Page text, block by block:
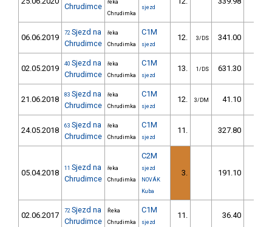
Chrudimce
řeka
Chrudimka
sjezd
06.06.2019 72 Sjezd na
Chrudimce
řeka
Chrudimka
C1M
sjezd
12. 3/DS 341.00
02.05.2019 40 Sjezd na
Chrudimce
řeka
Chrudimka
C1M
sjezd
13. 1/DS 631.30
21.06.2018 83 Sjezd na
Chrudimce
řeka
Chrudimka
C1M
sjezd
12. 3/DM 41.10
24.05.2018 63 Sjezd na
Chrudimce
řeka
Chrudimka
C1M
sjezd
11. 327.80
05.04.2018 11 Sjezd na
Chrudimce
řeka
Chrudimka
C2M
sjezd
NOVÁK
Kuba
3. 191.10
02.06.2017 72 Sjezd na
Chrudimce
Řeka
Chrudimka
C1M
sjezd
11. 36.40